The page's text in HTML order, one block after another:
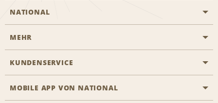
NATIONAL
Eine Reservierung vornehmen
Das Business Rental Programm
MEHR
Karriere
KUNDENSERVICE
Barrierefreiheit
MOBILE APP VON NATIONAL